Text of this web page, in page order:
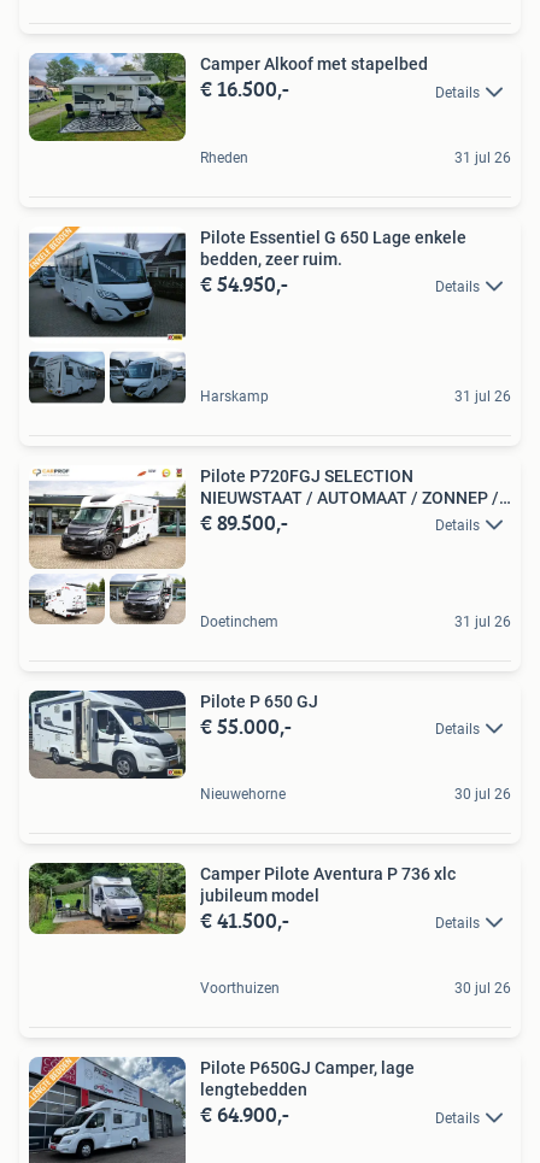
Camper Alkoof met stapelbed
€ 16.500,- Details
Rheden 31 jul 26
Pilote Essentiel G 650 Lage enkele
bedden, zeer ruim.
€ 54.950,- Details
Harskamp 31 jul 26
Pilote P720FGJ SELECTION
NIEUWSTAAT / AUTOMAAT / ZONNEP /
CA
€ 89.500,- Details
Doetinchem 31 jul 26
Pilote P 650 GJ
€ 55.000,- Details
Nieuwehorne 30 jul 26
Camper Pilote Aventura P 736 xlc
jubileum model
€ 41.500,- Details
Voorthuizen 30 jul 26
Pilote P650GJ Camper, lage
lengtebedden
€ 64.900,- Details